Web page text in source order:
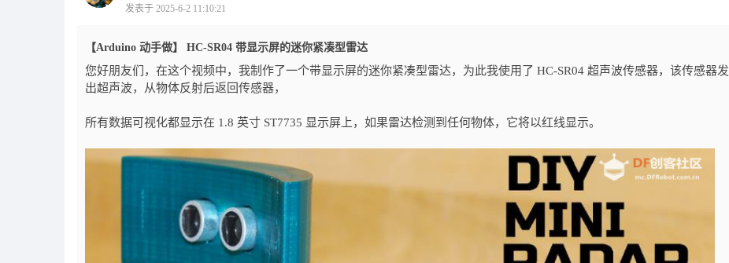
发表于 2025-6-2 11:10:21
【Arduino 动手做】 HC-SR04 带显示屏的迷你紧凑型雷达
您好朋友们，在这个视频中，我制作了一个带显示屏的迷你紧凑型雷达，为此我使用了 HC-SR04 超声波传感器，该传感器发
出超声波，从物体反射后返回传感器，
所有数据可视化都显示在 1.8 英寸 ST7735 显示屏上，如果雷达检测到任何物体，它将以红线显示。